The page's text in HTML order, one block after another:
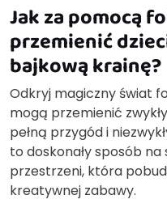
Jak za pomocą
przemienić
bajkową krainę?
Odkryj magiczny świat
mogą przemienić
pełną przygód i
to doskonały sposób
przestrzeni, która
kreatywnej zabawy.